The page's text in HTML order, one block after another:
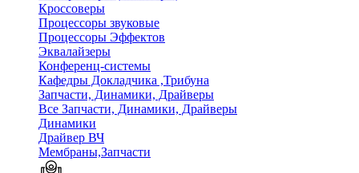
Кроссоверы
Процессоры звуковые
Процессоры Эффектов
Эквалайзеры
Конференц-системы
Кафедры Докладчика ,Трибуна
Запчасти, Динамики, Драйверы
Все Запчасти, Динамики, Драйверы
Динамики
Драйвер ВЧ
Мембраны,Запчасти